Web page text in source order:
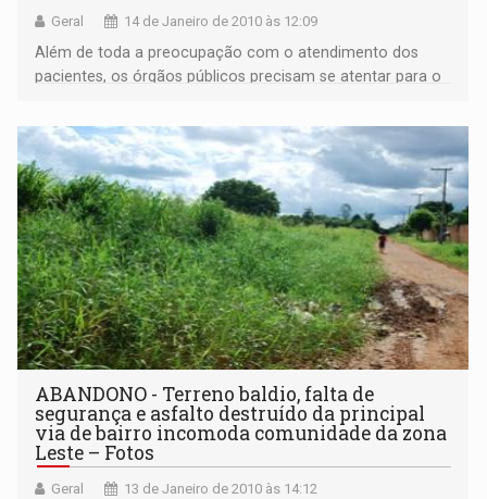
Geral 14 de Janeiro de 2010 às 12:09
Além de toda a preocupação com o atendimento dos
pacientes, os órgãos públicos precisam se atentar para o
Velho, a falta de prevenção por parte da comunidade.
ABANDONO - Terreno baldio, falta de
segurança e asfalto destruído da principal
via de bairro incomoda comunidade da zona
Leste – Fotos
Geral 13 de Janeiro de 2010 às 14:12